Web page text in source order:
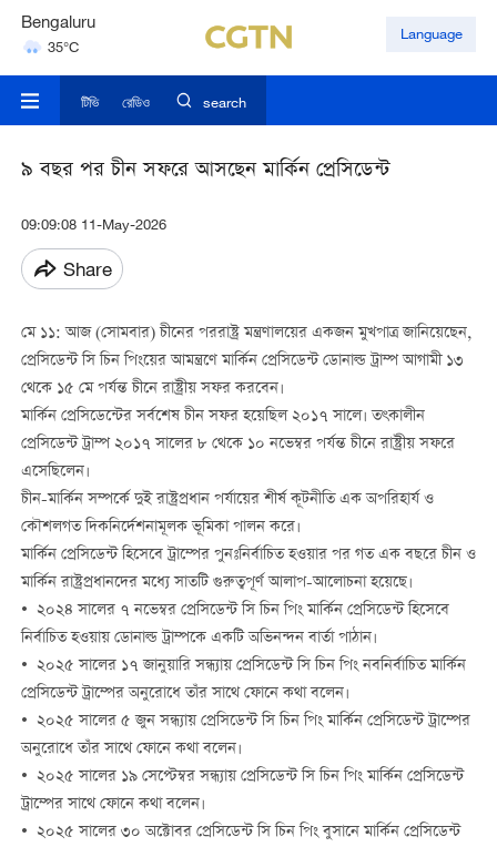
Bengaluru
35°C
Hyderabad
Language
টিভি রেডিও search
৯ বছর পর চীন সফরে আসছেন মার্কিন প্রেসিডেন্ট
09:09:08 11-May-2026
Share
মে ১১: আজ (সোমবার) চীনের পররাষ্ট্র মন্ত্রণালয়ের একজন মুখপাত্র জানিয়েছেন,
প্রেসিডেন্ট সি চিন পিংয়ের আমন্ত্রণে মার্কিন প্রেসিডেন্ট ডোনাল্ড ট্রাম্প আগামী ১৩
থেকে ১৫ মে পর্যন্ত চীনে রাষ্ট্রীয় সফর করবেন।
মার্কিন প্রেসিডেন্টের সর্বশেষ চীন সফর হয়েছিল ২০১৭ সালে। তৎকালীন
প্রেসিডেন্ট ট্রাম্প ২০১৭ সালের ৮ থেকে ১০ নভেম্বর পর্যন্ত চীনে রাষ্ট্রীয় সফরে
এসেছিলেন।
চীন-মার্কিন সম্পর্কে দুই রাষ্ট্রপ্রধান পর্যায়ের শীর্ষ কূটনীতি এক অপরিহার্য ও
কৌশলগত দিকনির্দেশনামূলক ভূমিকা পালন করে।
মার্কিন প্রেসিডেন্ট হিসেবে ট্রাম্পের পুনঃনির্বাচিত হওয়ার পর গত এক বছরে চীন ও
মার্কিন রাষ্ট্রপ্রধানদের মধ্যে সাতটি গুরুত্বপূর্ণ আলাপ-আলোচনা হয়েছে।
• ২০২৪ সালের ৭ নভেম্বর প্রেসিডেন্ট সি চিন পিং মার্কিন প্রেসিডেন্ট হিসেবে
নির্বাচিত হওয়ায় ডোনাল্ড ট্রাম্পকে একটি অভিনন্দন বার্তা পাঠান।
• ২০২৫ সালের ১৭ জানুয়ারি সন্ধ্যায় প্রেসিডেন্ট সি চিন পিং নবনির্বাচিত মার্কিন
প্রেসিডেন্ট ট্রাম্পের অনুরোধে তাঁর সাথে ফোনে কথা বলেন।
• ২০২৫ সালের ৫ জুন সন্ধ্যায় প্রেসিডেন্ট সি চিন পিং মার্কিন প্রেসিডেন্ট ট্রাম্পের
অনুরোধে তাঁর সাথে ফোনে কথা বলেন।
• ২০২৫ সালের ১৯ সেপ্টেম্বর সন্ধ্যায় প্রেসিডেন্ট সি চিন পিং মার্কিন প্রেসিডেন্ট
ট্রাম্পের সাথে ফোনে কথা বলেন।
• ২০২৫ সালের ৩০ অক্টোবর প্রেসিডেন্ট সি চিন পিং বুসানে মার্কিন প্রেসিডেন্ট